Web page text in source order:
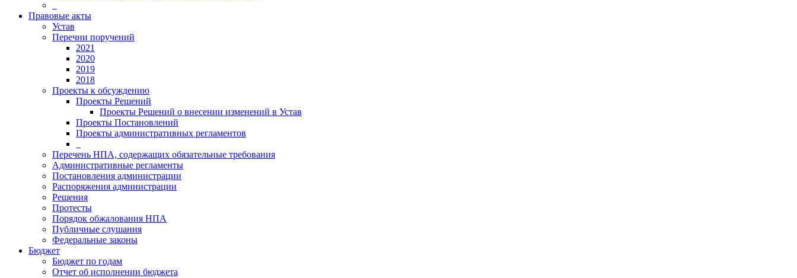
Правовые акты
Устав
Перечни поручений
2021
2020
2019
2018
Проекты к обсуждению
Проекты Решений
Проекты Решений о внесении изменений в Устав
Проекты Постановлений
Проекты административных регламентов
Перечень НПА, содержащих обязательные требования
Административные регламенты
Постановления администрации
Распоряжения администрации
Решения
Протесты
Порядок обжалования НПА
Публичные слушания
Федеральные законы
Бюджет
Бюджет по годам
Отчет об исполнении бюджета